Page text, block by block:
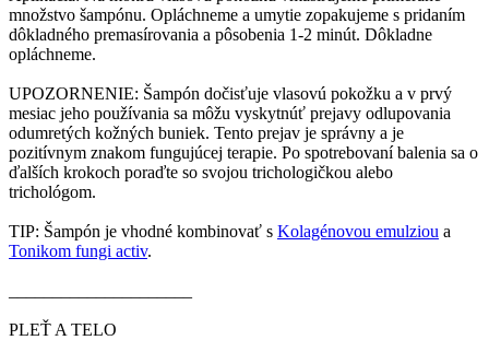
množstvo šampónu. Opláchneme a umytie zopakujeme s pridaním
dôkladného premasírovania a pôsobenia 1-2 minút. Dôkladne
opláchneme.
UPOZORNENIE: Šampón dočisťuje vlasovú pokožku a v prvý
mesiac jeho používania sa môžu vyskytnúť prejavy odlupovania
odumretých kožných buniek. Tento prejav je správny a je
pozitívnym znakom fungujúcej terapie. Po spotrebovaní balenia sa o
ďalších krokoch poraďte so svojou trichologičkou alebo
trichológom.
TIP: Šampón je vhodné kombinovať s Kolagénovou emulziou a
Tonikom fungi activ.
PLEŤ A TELO